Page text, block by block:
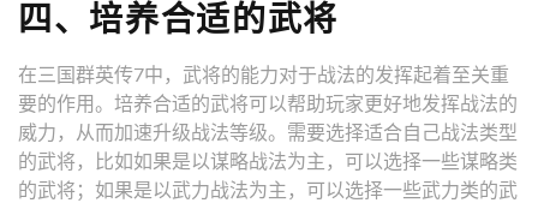
四、培养合适的武将
在三国群英传7中，武将的能力对于战法的发挥起着至关重
要的作用。培养合适的武将可以帮助玩家更好地发挥战法的
威力，从而加速升级战法等级。需要选择适合自己战法类型
的武将，比如如果是以谋略战法为主，可以选择一些谋略类
的武将；如果是以武力战法为主，可以选择一些武力类的武